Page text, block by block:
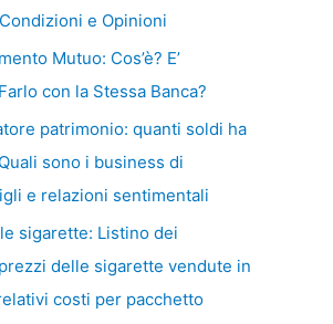
e Opinioni
Mutuo: Cos’è? E’
con la Stessa Banca?
patrimonio: quanti soldi ha
sono i business di
e relazioni sentimentali
sigarette: Listino dei
delle sigarette vendute in
costi per pacchetto